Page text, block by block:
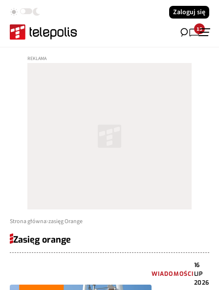
Zaloguj się
13
Strona główna zasięg Orange
Zasięg orange
WIADOMOŚCI
16
LIP
2026